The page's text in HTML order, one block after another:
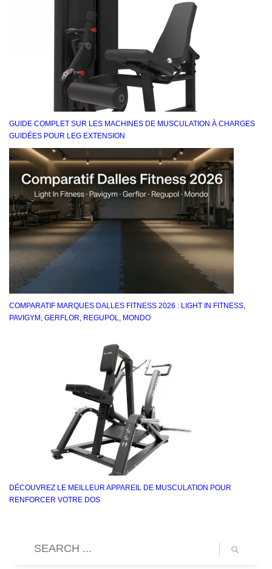
GUIDE COMPLET SUR LES MACHINES DE MUSCULATION À CHARGES
GUIDÉES POUR LEG EXTENSION
COMPARATIF MARQUES DALLES FITNESS 2026 : LIGHT IN FITNESS,
PAVIGYM, GERFLOR, REGUPOL, MONDO
DÉCOUVREZ LE MEILLEUR APPAREIL DE MUSCULATION POUR
RENFORCER VOTRE DOS